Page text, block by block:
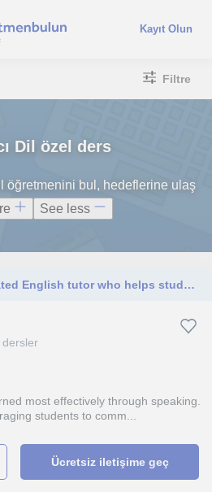
Kayıt Olun
Filtre
Dil özel ders
öğretmenini bul, hedeflerine ulaş
See less
I am a patient and dedicated English tutor who helps students build confidence and communicate in English effectively.
dersler
most effectively through speaking.
students to comm...
Ücretsiz iletişime geç